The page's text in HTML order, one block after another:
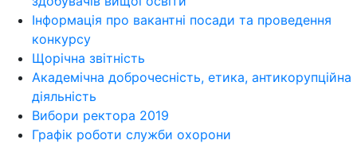
Інформація про вакантні посади та проведення
конкурсу
Щорічна звітність
Академічна доброчесність, етика, антикорупційна
діяльність
Вибори ректора 2019
Графік роботи служби охорони